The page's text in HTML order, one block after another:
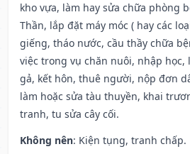
kho vựa, làm hay sửa chữa phòng
Thần, lắp đặt máy móc ( hay các
giếng, tháo nước, cầu thầy chữa
việc trong vụ chăn nuôi, nhập học,
gả, kết hôn, thuê người, nộp đơn
làm hoặc sửa tàu thuyền, khai
tranh, tu sửa cây cối.
Không nên: Kiện tụng, tranh chấp.